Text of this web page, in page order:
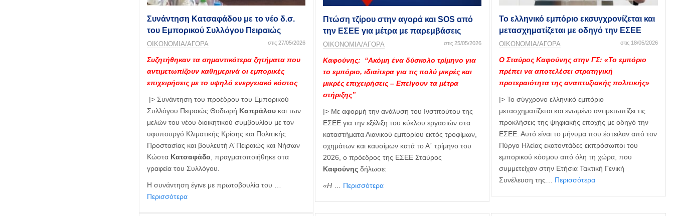
Συνάντηση Κατσαφάδου με το νέο δ.σ.
του Εμπορικού Συλλόγου Πειραιώς
ΟΙΚΟΝΟΜΙΑ/ΑΓΟΡΑ στις 27/05/2026
Συζητήθηκαν τα σημαντικότερα ζητήματα που
αντιμετωπίζουν καθημερινά οι εμπορικές
επιχειρήσεις με το υψηλό ενεργειακό κόστος
|> Συνάντηση του προέδρου του Εμπορικού
Συλλόγου Πειραιώς Θοδωρή Καπράλουκαι των
μελών του νέου διοικητικού συμβουλίου με τον
υφυπουργό Κλιματικής Κρίσης και Πολιτικής
Προστασίας και βουλευτή Α’ Πειραιώς και Νήσων
Κώστα Κατσαφάδο , πραγματοποιήθηκε στα
γραφεία του Συλλόγου.
Η συνάντηση έγινε με πρωτοβουλία του …
Περισσότερα
Πτώση τζίρου στην αγορά και SOS από
την ΕΣΕΕ για μέτρα με παρεμβάσεις
ΟΙΚΟΝΟΜΙΑ/ΑΓΟΡΑ στις 25/05/2026
Καφούνης: “Ακόμη ένα δύσκολο τρίμηνο για
το εμπόριο, ιδιαίτερα για τις πολύ μικρές και
μικρές επιχειρήσεις – Επείγουν τα μέτρα
στήριξης”
|> Με αφορμή την ανάλυση του Ινστιτούτου της
ΕΣΕΕ για την εξέλιξη του κύκλου εργασιών στα
καταστήματα Λιανικού εμπορίου εκτός τροφίμων,
οχημάτων και καυσίμων κατά το Α΄ τρίμηνο του
2026, ο πρόεδρος της ΕΣΕΕ Σταύρος
Καφούνηςδήλωσε:
«Η Περισσότερα
Το ελληνικό εμπόριο εκσυγχρονίζεται και
μετασχηματίζεται με οδηγό την ΕΣΕΕ
ΟΙΚΟΝΟΜΙΑ/ΑΓΟΡΑ στις 18/05/2026
Ο Σταύρος Καφούνης στην ΓΣ: «Το εμπόριο
πρέπει να αποτελέσει στρατηγική
προτεραιότητα της αναπτυξιακής πολιτικής»
|> Το σύγχρονο ελληνικό εμπόριο
μετασχηματίζεται και ενωμένο αντιμετωπίζει τις
προκλήσεις της ψηφιακής εποχής με οδηγό την
ΕΣΕΕ. Αυτό είναι το μήνυμα που έστειλαν από τον
Πύργο Ηλείας εκατοντάδες εκπρόσωποι του
εμπορικού κόσμου από όλη τη χώρα, που
συμμετείχαν στην Ετήσια Τακτική Γενική
Συνέλευση της… Περισσότερα